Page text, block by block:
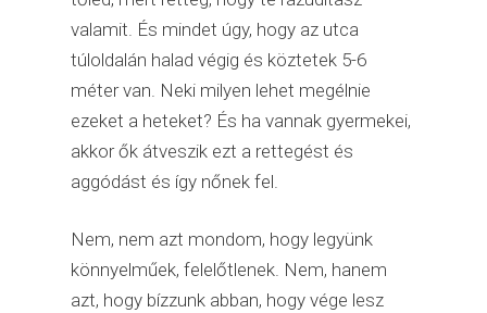
valamit. És mindet úgy, hogy az utca
túloldalán halad végig és köztetek 5-6
méter van. Neki milyen lehet megélnie
ezeket a heteket? És ha vannak gyermekei,
akkor ők átveszik ezt a rettegést és
aggódást és így nőnek fel.
Nem, nem azt mondom, hogy legyünk
könnyelműek, felelőtlenek. Nem, hanem
azt, hogy bízzunk abban, hogy vége lesz